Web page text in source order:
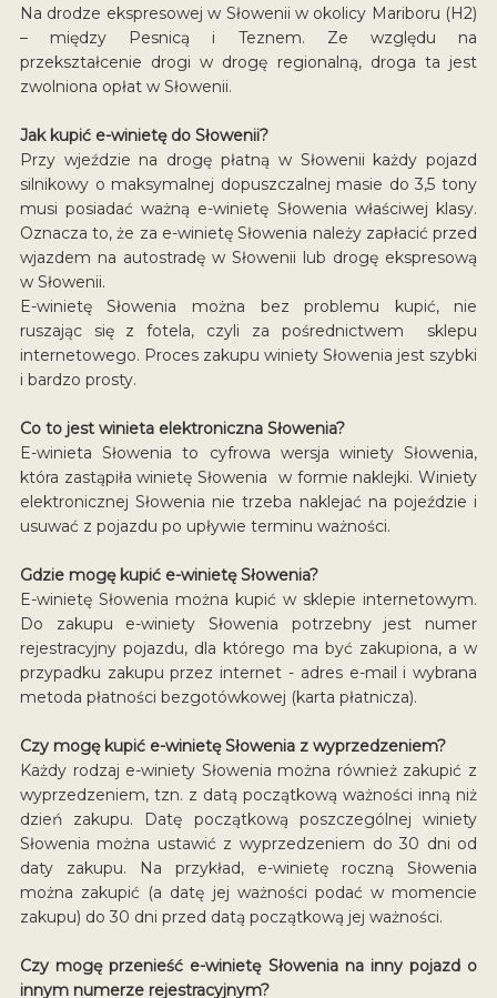
Na drodze ekspresowej w Słowenii w okolicy Mariboru (H2)
– między Pesnicą i Teznem. Ze względu na
przekształcenie drogi w drogę regionalną, droga ta jest
zwolniona opłat w Słowenii.
Jak kupić e-winietę do Słowenii?
Przy wjeździe na drogę płatną w Słowenii każdy pojazd
silnikowy o maksymalnej dopuszczalnej masie do 3,5 tony
musi posiadać ważną e-winietę Słowenia właściwej klasy.
Oznacza to, że za e-winietę Słowenia należy zapłacić przed
wjazdem na autostradę w Słowenii lub drogę ekspresową
w Słowenii.
E-winietę Słowenia można bez problemu kupić, nie
ruszając się z fotela, czyli za pośrednictwem sklepu
internetowego. Proces zakupu winiety Słowenia jest szybki
i bardzo prosty.
Co to jest winieta elektroniczna Słowenia?
E-winieta Słowenia to cyfrowa wersja winiety Słowenia,
która zastąpiła winietę Słowenia w formie naklejki. Winiety
elektronicznej Słowenia nie trzeba naklejać na pojeździe i
usuwać z pojazdu po upływie terminu ważności.
Gdzie mogę kupić e-winietę Słowenia?
E-winietę Słowenia można kupić w sklepie internetowym.
Do zakupu e-winiety Słowenia potrzebny jest numer
rejestracyjny pojazdu, dla którego ma być zakupiona, a w
przypadku zakupu przez internet - adres e-mail i wybrana
metoda płatności bezgotówkowej (karta płatnicza).
Czy mogę kupić e-winietę Słowenia z wyprzedzeniem?
Każdy rodzaj e-winiety Słowenia można również zakupić z
wyprzedzeniem, tzn. z datą początkową ważności inną niż
dzień zakupu. Datę początkową poszczególnej winiety
Słowenia można ustawić z wyprzedzeniem do 30 dni od
daty zakupu. Na przykład, e-winietę roczną Słowenia
można zakupić (a datę jej ważności podać w momencie
zakupu) do 30 dni przed datą początkową jej ważności.
Czy mogę przenieść e-winietę Słowenia na inny pojazd o
innym numerze rejestracyjnym?